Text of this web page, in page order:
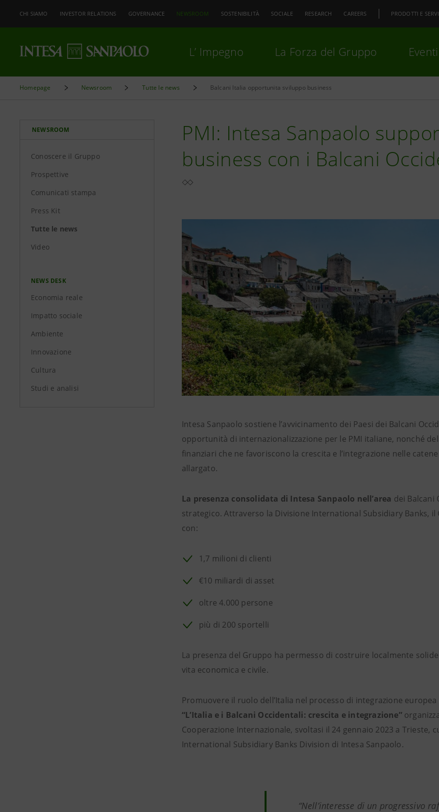
CHI SIAMO INVESTOR RELATIONS GOVERNANCE NEWSROOM SOSTENIBILITÀ SOCIALE RESEARCH CAREERS PRODOTTI E
L’ Impegno La Forza del Gruppo
Homepage Newsroom Tutte le news Balcani Italia opportunita sviluppo business
NEWSROOM
Conoscere il Gruppo
Prospettive
Comunicati stampa
Press Kit
Tutte le news
Video
NEWS DESK
Economia reale
Impatto sociale
Ambiente
Innovazione
Cultura
Studi e analisi
PMI: Intesa Sanpaolo
business con i Balcani
Intesa Sanpaolo sostiene l’avvicinamento dei Paesi dei Balcani
opportunità di internazionalizzazione per le PMI italiane, nonché
finanziari che ne favoriscono la crescita e l’integrazione nelle
allargato.
La presenza consolidata di Intesa Sanpaolo nell’area dei Balcani
strategico. Attraverso la Divisione International Subsidiary Banks,
con:
1,7 milioni di clienti
€10 miliardi di asset
oltre 4.000 persone
più di 200 sportelli
La presenza del Gruppo ha permesso di costruire localmente
vita economica e civile.
Promuovere il ruolo dell’Italia nel processo di integrazione
“L’Italia e i Balcani Occidentali: crescita e integrazione”
Cooperazione Internazionale, svoltasi il 24 gennaio 2023 a Trieste,
International Subsidiary Banks Division di Intesa Sanpaolo.
“Nell’interesse di un progressivo